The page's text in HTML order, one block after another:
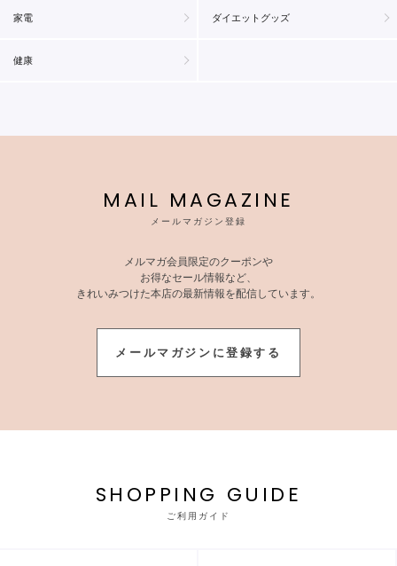
家電 ダイエットグッズ
健康
MAIL MAGAZINE
メールマガジン登録
メルマガ会員限定のクーポンや
お得なセール情報など、
きれいみつけた本店の最新情報を配信しています。
メールマガジンに登録する
SHOPPING GUIDE
ご利用ガイド